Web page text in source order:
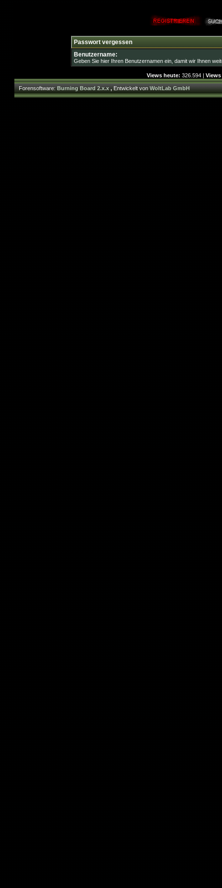
Passwort vergessen
Benutzername:
Geben Sie hier Ihren Benutzernamen ein, damit wir Ihnen
Views heute: 326.594 |
Forensoftware:Burning Board 2.x.x,Entwickelt vonWoltLab GmbH